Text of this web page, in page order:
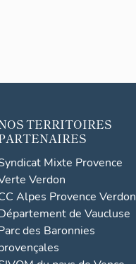
TERRITOIRES
Mixte Provence
Verdon
Alpes Provence Verdon
de Vaucluse
des Baronnies